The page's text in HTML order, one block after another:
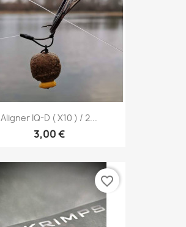
Aligner IQ-D ( X10 ) / 2...
3,00 €
favorite_border